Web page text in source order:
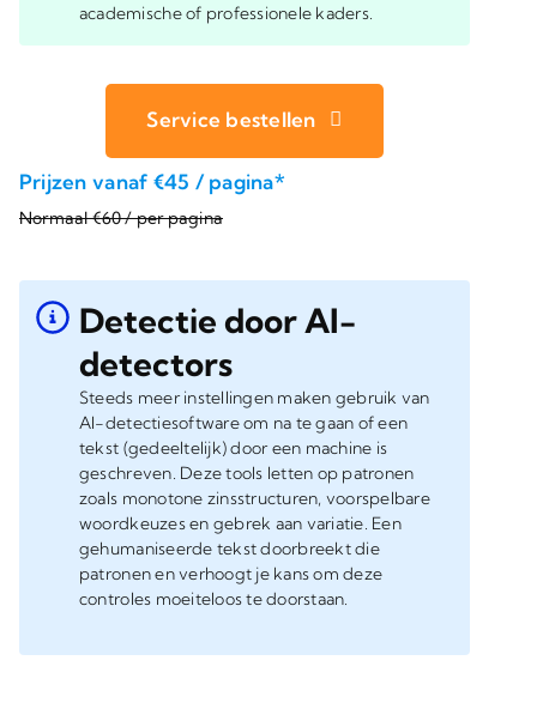
academische of professionele kaders.
Service bestellen
Prijzen vanaf €45 / pagina*
Normaal €60 / per pagina
Detectie door AI-
detectors
Steeds meer instellingen maken gebruik van
AI-detectiesoftware om na te gaan of een
tekst (gedeeltelijk) door een machine is
geschreven. Deze tools letten op patronen
zoals monotone zinsstructuren, voorspelbare
woordkeuzes en gebrek aan variatie. Een
gehumaniseerde tekst doorbreekt die
patronen en verhoogt je kans om deze
controles moeiteloos te doorstaan.